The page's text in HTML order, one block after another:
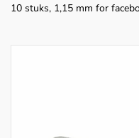
10 stuks, 1,15 mm for